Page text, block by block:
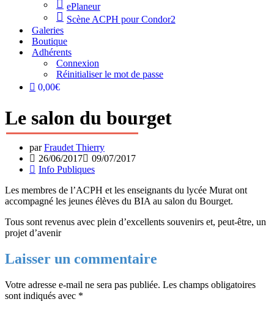
ePlaneur
Scène ACPH pour Condor2
Galeries
Boutique
Adhérents
Connexion
Réinitialiser le mot de passe
0,00€
Le salon du bourget
parFraudet Thierry
26/06/2017
09/07/2017
Info Publiques
Les membres de l’ACPH et les enseignants du lycée Murat ont
accompagné les jeunes élèves du BIA au salon du Bourget.
Tous sont revenus avec plein d’excellents souvenirs et, peut-être, un
projet d’avenir
Laisser un commentaire
Votre adresse e-mail ne sera pas publiée. Les champs obligatoires
sont indiqués avec *